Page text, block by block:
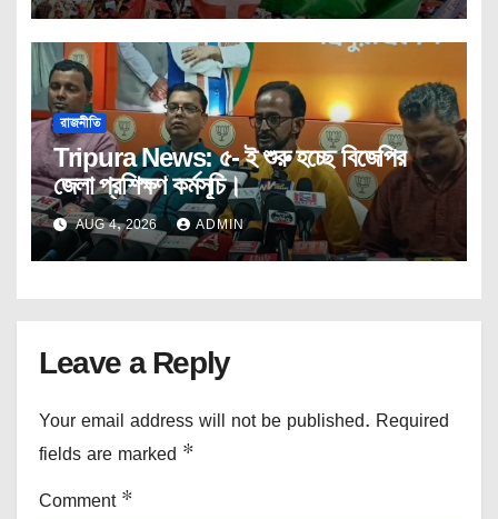
রাজনীতি
Tripura News: ৫- ই শুরু হচ্ছে বিজেপির
জেলা প্রশিক্ষণ কর্মসূচি।
AUG 4, 2026 ADMIN
Leave a Reply
Your email address will not be published. Required
fields are marked *
Comment *